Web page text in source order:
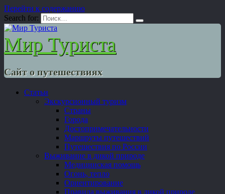
Перейти к содержанию
Search for:
Мир Туриста
Сайт о путешествиях
Статьи
Экскурсионный туризм
Страны
Города
Достопримечательности
Маршруты путешествий
Путешествия по России
Выживание в дикой природе
Медицинская помощь
Огонь, тепло
Ориентирование
Правила выживания в дикой природе